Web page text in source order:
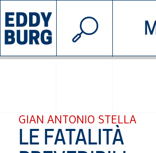
INIZIATIVE
© 2026 EDDYBURG
GIAN ANTONIO STELLA
LE FATALITÀ